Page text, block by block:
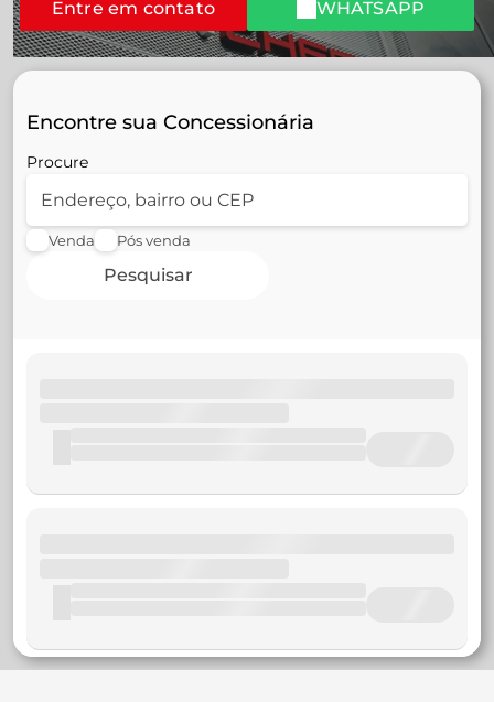
Entre em contato WHATSAPP
Encontre sua Concessionária
Procure
Venda Pós venda
Pesquisar